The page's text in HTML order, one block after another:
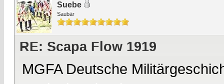
Suebe
Saubär
RE: Scapa Flow 1919
MGFA Deutsche